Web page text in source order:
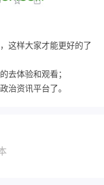
这样大家才能更好的了
去体验和观看；
治资讯平台了。